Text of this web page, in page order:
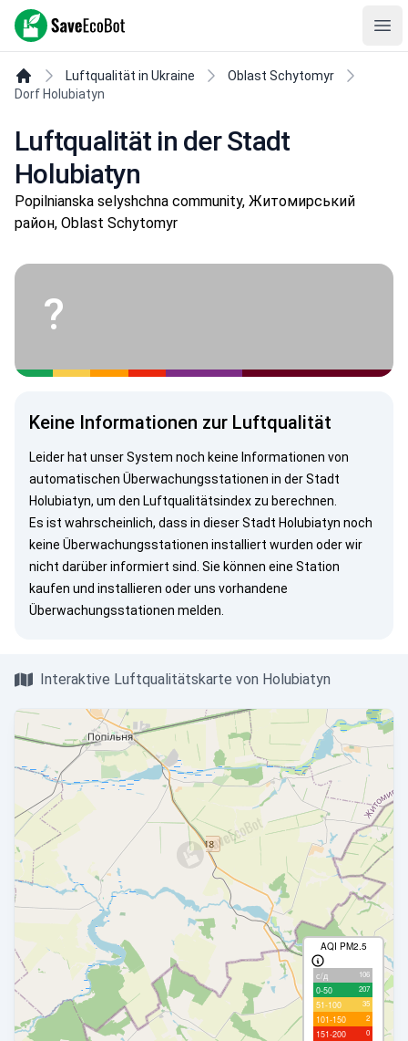
SaveEcoBot
Luftqualität in Ukraine
Oblast Schytomyr
Dorf Holubiatyn
Luftqualität in der Stadt
Holubiatyn
Popilnianska selyshchna community, Житомирський
район, Oblast Schytomyr
?
Keine Informationen zur Luftqualität
Leider hat unser System noch keine Informationen von
automatischen Überwachungsstationen in der Stadt
Holubiatyn, um den Luftqualitätsindex zu berechnen.
Es ist wahrscheinlich, dass in dieser Stadt Holubiatyn noch
keine Überwachungsstationen installiert wurden oder wir
nicht darüber informiert sind. Sie können eine Station
kaufen und installieren oder uns vorhandene
Überwachungsstationen melden.
Interaktive Luftqualitätskarte von Holubiatyn
AQI PM2.5
с/д 106
0-50 207
51-100 35
101-150 2
151-200 0